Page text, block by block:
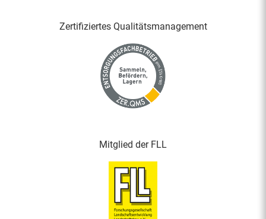
Zertifiziertes Qualitäts­management
Mitglied der FLL